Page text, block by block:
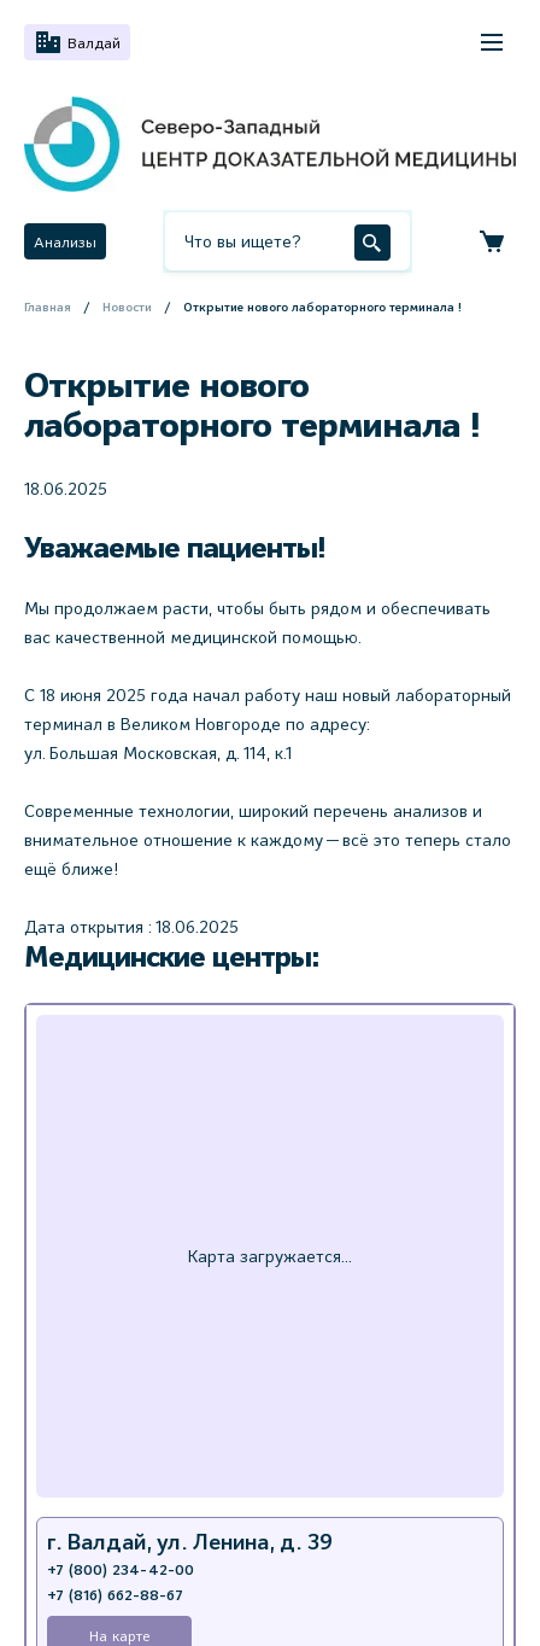
Валдай
Анализы
Главная Новости Открытие нового лабораторного терминала !
Открытие нового
лабораторного терминала !
18.06.2025
Уважаемые пациенты!
Мы продолжаем расти, чтобы быть рядом и обеспечивать
вас качественной медицинской помощью.
С 18 июня 2025 года начал работу наш новый лабораторный
терминал в Великом Новгороде по адресу:
ул. Большая Московская, д. 114, к.1
Современные технологии, широкий перечень анализов и
внимательное отношение к каждому — всё это теперь стало
ещё ближе!
Дата открытия : 18.06.2025
Медицинские центры:
г. Валдай, ул. Ленина, д. 39
+7 (800) 234-42-00
+7 (816) 662-88-67
На карте